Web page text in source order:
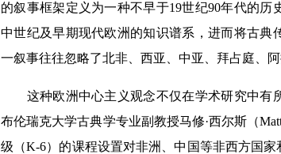
的叙事框架定义为一种不早于19世纪90年代的
中世纪及早期现代欧洲的知识谱系，进而将古典
一叙事往往忽略了北非、西亚、中亚、拜占庭、
这种欧洲中心主义观念不仅在学术研究中有
布伦瑞克大学古典学专业副教授马修·西尔斯（
级（K-6）的课程设置对非洲、中国等非西方国